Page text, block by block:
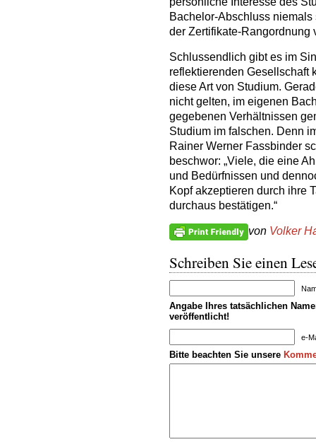
Bachelor-Abschluss
der Zertifikate-Rangordnung
Schlussendlich gibt es im
reflektierenden Gesellschaft
diese Art von Studium.
nicht gelten, im eigenen
gegebenen Verhältnissen
Studium im falschen. Denn
Rainer Werner Fassbinder
beschwor: „Viele, die eine
und Bedürfnissen und
Kopf akzeptieren durch ihre
durchaus bestätigen.“
von Volker
Schreiben Sie einen
Angabe Ihres tatsächlichen
veröffentlicht!
e-
Bitte beachten Sie unsere